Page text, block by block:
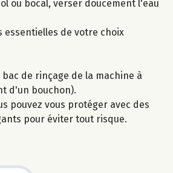
ou bocal, verser doucement l'eau
essentielles de votre choix
de rinçage de la machine à
d'un bouchon).
pouvez vous protéger avec des
pour éviter tout risque.